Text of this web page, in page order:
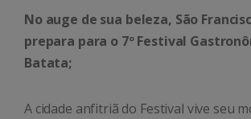
No auge de sua beleza, São
prepara para o 7º Festival
Batata;
A cidade anfitriã do Festival vive seu